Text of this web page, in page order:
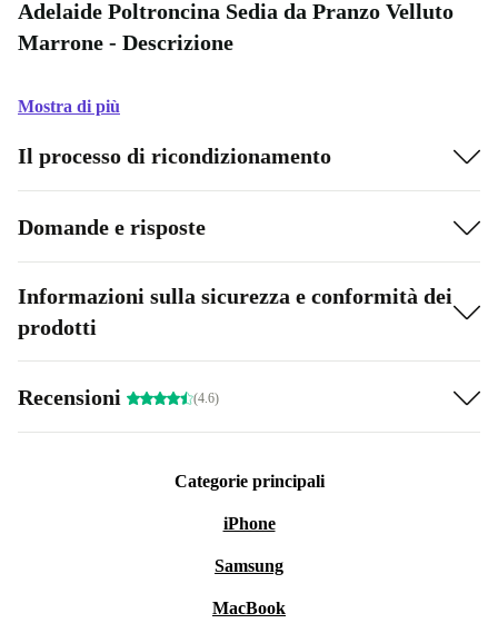
Adelaide Poltroncina Sedia da Pranzo Velluto
Marrone - Descrizione
Mostra di più
Il processo di ricondizionamento
Domande e risposte
Informazioni sulla sicurezza e conformità dei
prodotti
Recensioni (4.6)
Categorie principali
iPhone
Samsung
MacBook